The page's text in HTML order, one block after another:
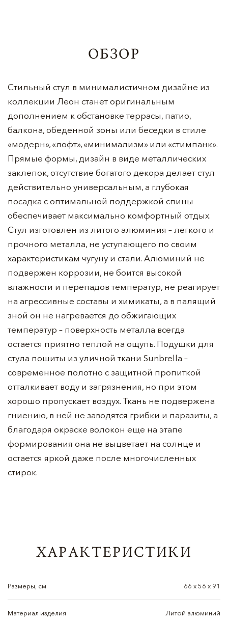
ОБЗОР
Стильный стул в минималистичном дизайне из
коллекции Леон станет оригинальным
дополнением к обстановке террасы, патио,
балкона, обеденной зоны или беседки в стиле
«модерн», «лофт», «минимализм» или «стимпанк».
Прямые формы, дизайн в виде металлических
заклепок, отсутствие богатого декора делает стул
действительно универсальным, а глубокая
посадка с оптимальной поддержкой спины
обеспечивает максимально комфортный отдых.
Стул изготовлен из литого алюминия – легкого и
прочного металла, не уступающего по своим
характеристикам чугуну и стали. Алюминий не
подвержен коррозии, не боится высокой
влажности и перепадов температур, не реагирует
на агрессивные составы и химикаты, а в палящий
зной он не нагревается до обжигающих
температур – поверхность металла всегда
остается приятно теплой на ощупь. Подушки для
стула пошиты из уличной ткани Sunbrella –
современное полотно с защитной пропиткой
отталкивает воду и загрязнения, но при этом
хорошо пропускает воздух. Ткань не подвержена
гниению, в ней не заводятся грибки и паразиты, а
благодаря окраске волокон еще на этапе
формирования она не выцветает на солнце и
остается яркой даже после многочисленных
стирок.
ХАРАКТЕРИСТИКИ
Размеры, см 66 х 56 х 91
Материал изделия Литой алюминий